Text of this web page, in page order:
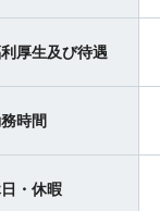
厚生及び待遇
時間
・休暇